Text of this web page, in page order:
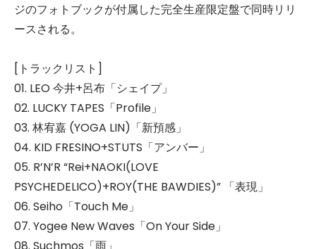
ジのフォトブックが付属した完全生産限定盤で同時リリ
ースされる。
[トラックリスト]
01. LEO 今井+呂布「シェイプ」
02. LUCKY TAPES「Profile」
03. 林宥嘉 (YOGA LIN)「新預感」
04. KID FRESINO+STUTS「アンバー」
05. R’N’R “Rei+NAOKI(LOVE
PSYCHEDELICO)+ROY(THE BAWDIES)” 「表現」
06. Seiho「Touch Me」
07. Yogee New Waves「On Your Side」
08. Suchmos「雨」